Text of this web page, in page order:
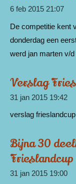
6 feb 2015 21:07
De competitie kent
donderdag een
werd jan marten v/
Verslag
31 jan 2015 19:42
verslag
Bijna 30
31 jan 2015 19:00